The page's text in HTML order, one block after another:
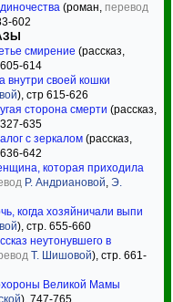
(роман, перевод
602
смирение (рассказ,
614
внутри своей кошки
), стр 615-626
сторона смерти (рассказ,
635
с зеркалом (рассказ,
642
которая приходила
Р. Андриановой, Э.
когда хозяйничали выпи
), стр. 655-660
неутонувшего в
Т. Шишовой), стр. 661-
Великой Мамы
), 747-765